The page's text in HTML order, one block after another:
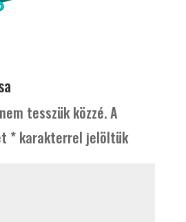
tesszük közzé.A
*karakterrel jelöltük